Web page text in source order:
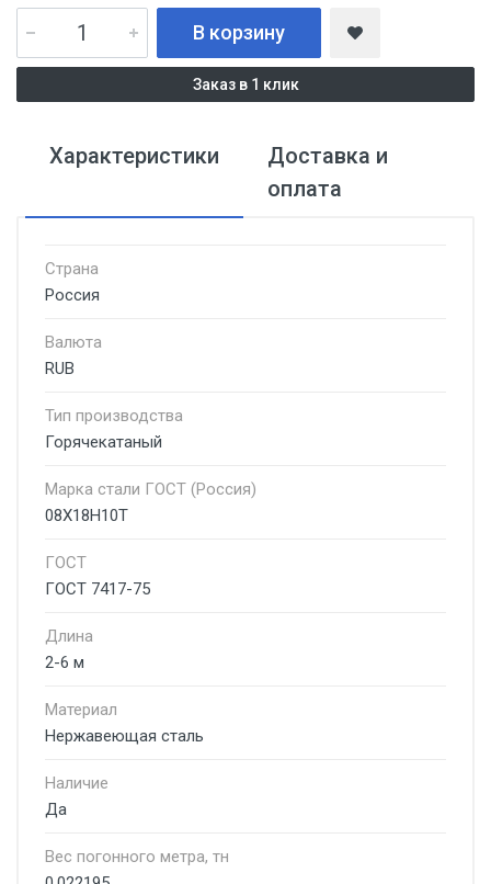
В корзину
Заказ в 1 клик
Характеристики
Доставка и
оплата
Страна
Россия
Валюта
RUB
Тип производства
Горячекатаный
Марка стали ГОСТ (Россия)
08Х18Н10Т
ГОСТ
ГОСТ 7417-75
Длина
2-6 м
Материал
Нержавеющая сталь
Наличие
Да
Вес погонного метра, тн